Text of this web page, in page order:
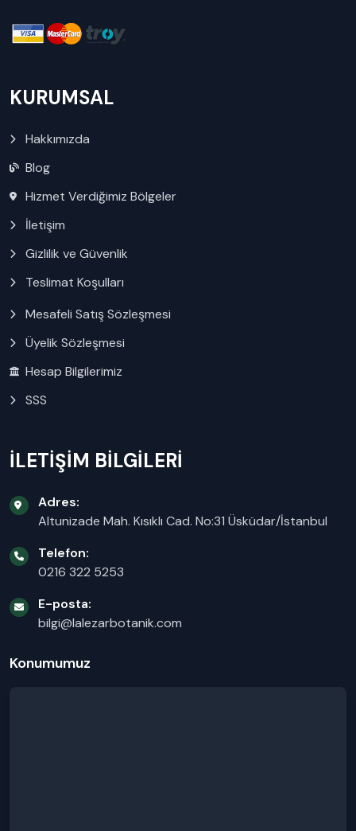
KURUMSAL
Hakkımızda
Blog
Hizmet Verdiğimiz Bölgeler
İletişim
Gizlilik ve Güvenlik
Teslimat Koşulları
Mesafeli Satış Sözleşmesi
Üyelik Sözleşmesi
Hesap Bilgilerimiz
SSS
İLETİŞİM BİLGİLERİ
Adres:
Altunizade Mah. Kısıklı Cad. No:31 Üsküdar/İstanbul
Telefon:
0216 322 5253
E-posta:
bilgi@lalezarbotanik.com
Konumumuz